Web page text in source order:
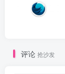
评论 抢沙发